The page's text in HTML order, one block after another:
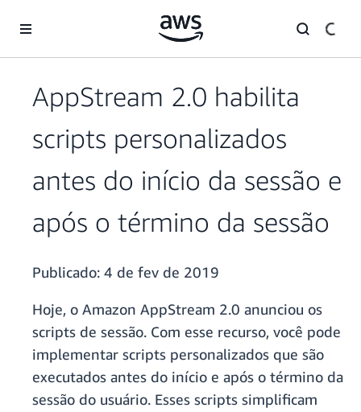
Pular para o conteúdo principal
AppStream 2.0 habilita
scripts personalizados
antes do início da sessão e
após o término da sessão
Publicado: 4 de fev de 2019
Hoje, o Amazon AppStream 2.0 anunciou os
scripts de sessão. Com esse recurso, você pode
implementar scripts personalizados que são
executados antes do início e após o término da
sessão do usuário. Esses scripts simplificam